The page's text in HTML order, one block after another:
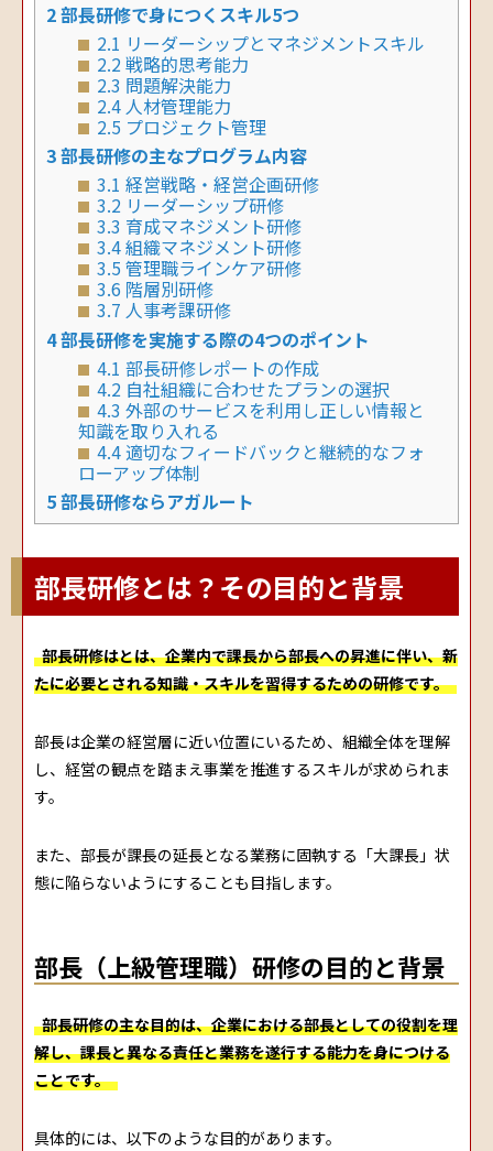
2部長研修で身につくスキル5つ
2.1 リーダーシップとマネジメントスキル
2.2戦略的思考能力
2.3 問題解決能力
2.4人材管理能力
2.5 プロジェクト管理
3部長研修の主なプログラム内容
3.1 経営戦略・経営企画研修
3.2リーダーシップ研修
3.3 育成マネジメント研修
3.4組織マネジメント研修
3.5 管理職ラインケア研修
3.6 階層別研修
3.7 人事考課研修
4部長研修を実施する際の4つのポイント
4.1 部長研修レポートの作成
4.2 自社組織に合わせたプランの選択
4.3 外部のサービスを利用し正しい情報と
知識を取り入れる
4.4適切なフィードバックと継続的なフォ
ローアップ体制
5部長研修ならアガルート
部長研修とは？その目的と背景
部長研修はとは、企業内で課長から部長への昇進に伴い、新
たに必要とされる知識・スキルを習得するための研修です。
部長は企業の経営層に近い位置にいるため、組織全体を理解
し、経営の観点を踏まえ事業を推進するスキルが求められま
す。
また、部長が課長の延長となる業務に固執する「大課長」状
態に陥らないようにすることも目指します。
部長（上級管理職）研修の目的と背景
部長研修の主な目的は、企業における部長としての役割を理
解し、課長と異なる責任と業務を遂行する能力を身につける
ことです。
具体的には、以下のような目的があります。